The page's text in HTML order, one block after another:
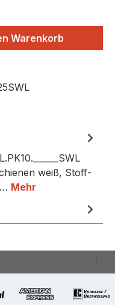
Warenkorb
weiß, Stoff-
Mehr